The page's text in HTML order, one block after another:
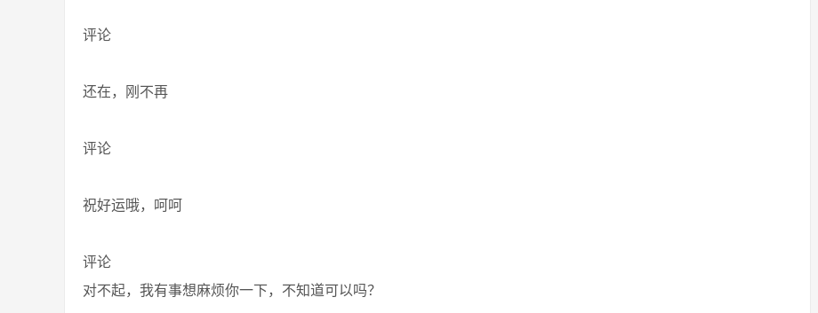
评论
还在，刚不再
评论
祝好运哦，呵呵
评论
对不起，我有事想麻烦你一下，不知道可以吗？